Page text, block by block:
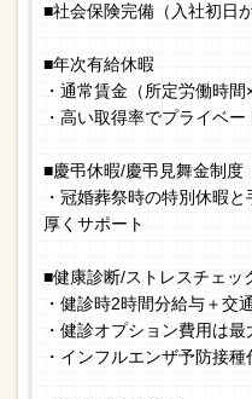
■社会保険完備（入社初日
■年次有給休暇
・通常賃金（所定労働時
・高い取得率でプライベ
■慶弔休暇/慶弔見舞金制度
・冠婚葬祭時の特別休暇
厚くサポート
■健康診断/ストレスチェッ
・健診時2時間分給与＋交
・健診オプション費用は
・インフルエンザ予防接